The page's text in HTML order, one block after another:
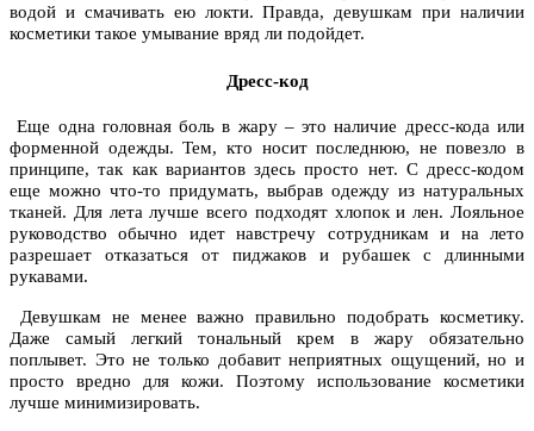
водой и смачивать ею локти. Правда, девушкам при наличии
косметики такое умывание вряд ли подойдет.
Дресс-код
Еще одна головная боль в жару – это наличие дресс-кода или
форменной одежды. Тем, кто носит последнюю, не повезло в
принципе, так как вариантов здесь просто нет. С дресс-кодом
еще можно что-то придумать, выбрав одежду из натуральных
тканей. Для лета лучше всего подходят хлопок и лен. Лояльное
руководство обычно идет навстречу сотрудникам и на лето
разрешает отказаться от пиджаков и рубашек с длинными
рукавами.
Девушкам не менее важно правильно подобрать косметику.
Даже самый легкий тональный крем в жару обязательно
поплывет. Это не только добавит неприятных ощущений, но и
просто вредно для кожи. Поэтому использование косметики
лучше минимизировать.